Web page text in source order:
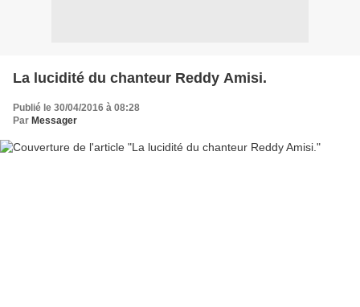
La lucidité du chanteur Reddy Amisi.
Publié le 30/04/2016 à 08:28
Par Messager